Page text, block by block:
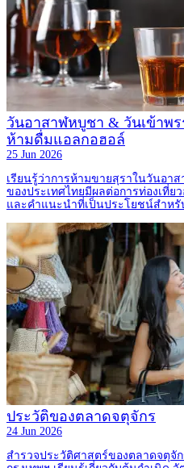
วันอาสาฬหบูชา & วันเข้าพ
ห้ามดื่มแอลกอฮอล์
25 Jun 2026
เรียนรู้ว่าการห้ามขายสุราในวันอา
ของประเทศไทยมีผลต่อการท่องเที่ย
และคำแนะนำที่เป็นประโยชน์สำหรั
ประวัติของตลาดจตุจักร
24 Jun 2026
สำรวจประวัติศาสตร์ของตลาดจตุ